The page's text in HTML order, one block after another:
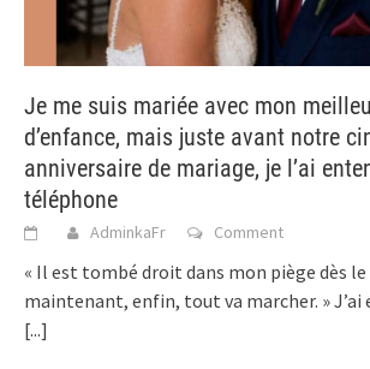
Je me suis mariée avec mon
d’enfance, mais juste avant notre
anniversaire de mariage, je l’ai
téléphone
AdminkaFr Comment
« Il est tombé droit dans mon piège dès le
maintenant, enfin, tout va marcher. » J’ai
[...]